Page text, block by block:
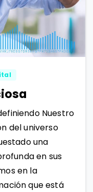
1
Nuestro
del universo
una
en sus
en la
que está